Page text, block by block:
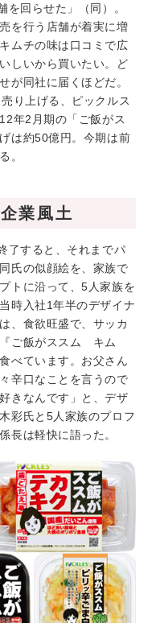
回らせた」（同）。
を行う店舗が着実に増
ムチの味は口コミで広
しいから買いたい。ど
が同社に届くほどだ。
り上げる、ピックルス
年2月期の「ご飯がス
は約50億円。今期は前
。
業風土
了すると、それまでパ
氏の似顔絵を、家族で
トに沿って、5人家族を
時入社1年半のデザイナ
、食欲旺盛で、サッカ
ご飯がススム キム
べています。お父さん
辛口なことを言うので
きなんです」と、デザ
彩氏と5人家族のプロフ
長は軽快に語った。